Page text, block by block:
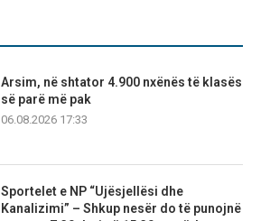
Arsim, në shtator 4.900 nxënës të klasës
së parë më pak
06.08.2026 17:33
Sportelet e NP “Ujësjellësi dhe
Kanalizimi” – Shkup nesër do të punojnë